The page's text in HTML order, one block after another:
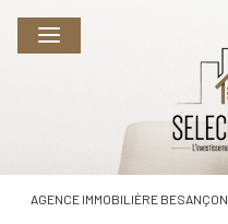
AGENCE IMMOBILIÈRE BESANÇON